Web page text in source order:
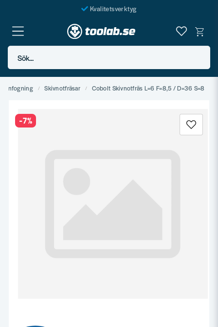
Kvalitetsverktyg
Fraktfritt över 999 SEK*
En järnhandel för alla
Sök...
Skivnotfräsar Cobolt Skivnotfräs L=6 F=8,5 / D=36 S=8
-7%